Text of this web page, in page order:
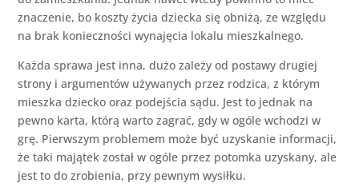
znaczenie, bo koszty życia dziecka się obniżą, ze względu
na brak konieczności wynajęcia lokalu mieszkalnego.
Każda sprawa jest inna, dużo zależy od postawy drugiej
strony i argumentów używanych przez rodzica, z którym
mieszka dziecko oraz podejścia sądu. Jest to jednak na
pewno karta, którą warto zagrać, gdy w ogóle wchodzi w
grę. Pierwszym problemem może być uzyskanie informacji,
że taki majątek został w ogóle przez potomka uzyskany, ale
jest to do zrobienia, przy pewnym wysiłku.